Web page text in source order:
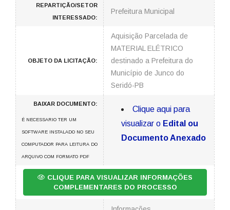
REPARTIÇÃO/SETOR
INTERESSADO:
Prefeitura Municipal
OBJETO DA LICITAÇÃO:
Aquisição Parcelada de
MATERIAL ELÉTRICO
destinado a Prefeitura do
Município de Junco do
Seridó-PB
BAIXAR DOCUMENTO:
É NECESSARIO TER UM
SOFTWARE INSTALADO NO SEU
COMPUTADOR PARA LEITURA DO
ARQUIVO COM FORMATO PDF
Clique aqui para
visualizar o Edital ou
Documento Anexado
CLIQUE PARA VISUALIZAR INFORMAÇÕES
COMPLEMENTARES DO PROCESSO